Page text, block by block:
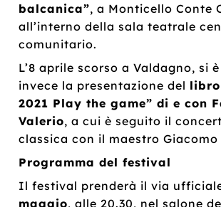
balcanica”, a Monticello Conte
all’interno della sala teatrale
comunitario.
L’8 aprile scorso a Valdagno, si
invece la presentazione del libro
2021 Play the game” di e con
Valerio, a cui è seguito il
classica con il maestro Giacomo
Programma del festival
Il festival prenderà il via
maggio, alle 20.30, nel salone